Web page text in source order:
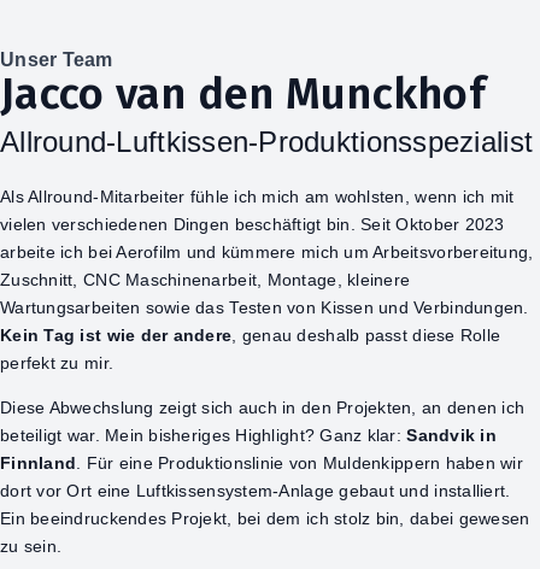
Unser Team
Jacco van den Munckhof
Allround-Luftkissen-Produktionsspezialist
Als Allround-Mitarbeiter fühle ich mich am wohlsten, wenn ich mit
vielen verschiedenen Dingen beschäftigt bin. Seit Oktober 2023
arbeite ich bei Aerofilm und kümmere mich um Arbeitsvorbereitung,
Zuschnitt, CNC Maschinenarbeit, Montage, kleinere
Wartungsarbeiten sowie das Testen von Kissen und Verbindungen.
Kein Tag ist wie der andere , genau deshalb passt diese Rolle
perfekt zu mir.
Diese Abwechslung zeigt sich auch in den Projekten, an denen ich
beteiligt war. Mein bisheriges Highlight? Ganz klar:Sandvik in
Finnland . Für eine Produktionslinie von Muldenkippern haben wir
dort vor Ort eine Luftkissensystem-Anlage gebaut und installiert.
Ein beeindruckendes Projekt, bei dem ich stolz bin, dabei gewesen
zu sein.